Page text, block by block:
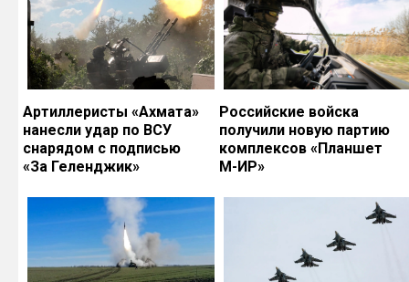
Артиллеристы «Ахмата»
нанесли удар по ВСУ
снарядом с подписью
«За Геленджик»
Российские войска
получили новую партию
комплексов «Планшет
М-ИР»